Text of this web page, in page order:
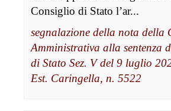
Consiglio di Stato l’ar...
segnalazione della nota della
Amministrativa alla sentenza
di Stato Sez. V del 9 luglio
Est. Caringella, n. 5522